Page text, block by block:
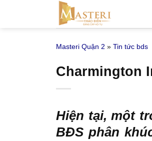
Masteri Quận 2 » Tin tức bds
Charmington
Hiện tại, một
BĐS phân